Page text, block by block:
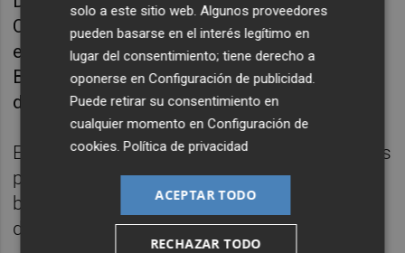
Carballeira combinó trazos de partidos
espectaculares, como el disputado ante el
Barça en Benidorm, con actuaciones
decepcionantes.
Esa misma irregularidad la acusó durante los
partidos, en los que enlazó fases de juego
brillantes con lagunas ofensivas y
defensivas incomprensibles.
solo a este sitio web. Algunos proveedores
pueden basarse en el interés legítimo en
lugar del consentimiento; tiene derecho a
oponerse enConfiguración de publicidad.
Puede retirar su consentimiento en
cualquier momento enConfiguración de
cookies.Política de privacidad
ACEPTAR TODO
RECHAZAR TODO